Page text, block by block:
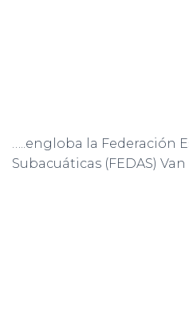
…..engloba la Federación
Subacuáticas (FEDAS)